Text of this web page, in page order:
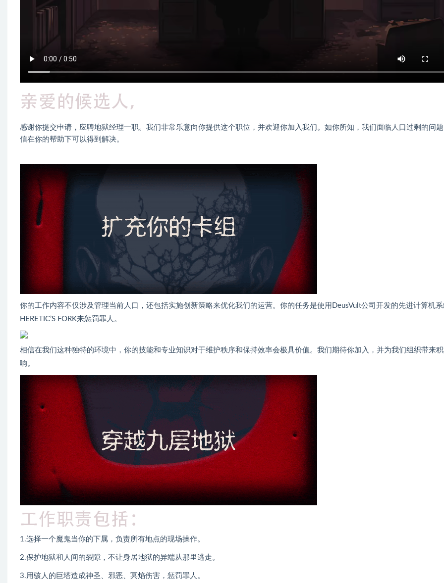
感谢你提交申请，应聘地狱经理一职。我们非常乐意向你提供这个职位，并欢迎你加入我们。如你所知，我们面临人口过剩的问
信在你的帮助下可以得到解决。
你的工作内容不仅涉及管理当前人口，还包括实施创新策略来优化我们的运营。你的任务是使用DeusVult公司开发的先进计算机
HERETIC’S FORK来惩罚罪人。
相信在我们这种独特的环境中，你的技能和专业知识对于维护秩序和保持效率会极具价值。我们期待你加入，并为我们组织带来
响。
1.选择一个魔鬼当你的下属，负责所有地点的现场操作。
2.保护地狱和人间的裂隙，不让身居地狱的异端从那里逃走。
3.用骇人的巨塔造成神圣、邪恶、冥焰伤害，惩罚罪人。